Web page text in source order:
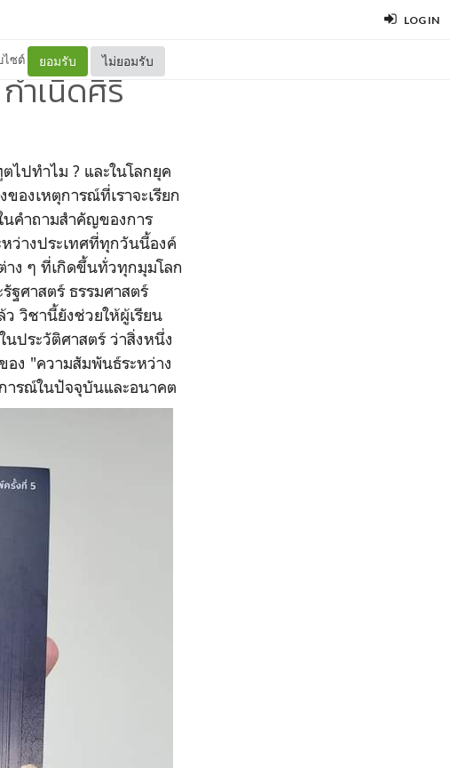
LOG IN
ไซต์ ยอมรับ ไม่ยอมรับ
ำเนิดศิริ
ไปทำไม ? และในโลกยุค
องเหตุการณ์ที่เราจะเรียก
นคำถามสำคัญของการ
ว่างประเทศที่ทุกวันนี้องค์
าง ๆ ที่เกิดขึ้นทั่วทุกมุมโลก
ฐศาสตร์ ธรรมศาสตร์
วิชานี้ยังช่วยให้ผู้เรียน
ประวัติศาสตร์ ว่าสิ่งหนึ่ง
อง "ความสัมพันธ์ระหว่าง
ารณ์ในปัจจุบันและอนาคต